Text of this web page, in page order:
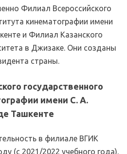
Филиал Всероссийского
кинематографии имени
и Филиал Казанского
в Джизаке. Они созданы
страны.
государственного
имени С. А.
Ташкенте
в филиале ВГИК
(с 2021/2022 учебного года).